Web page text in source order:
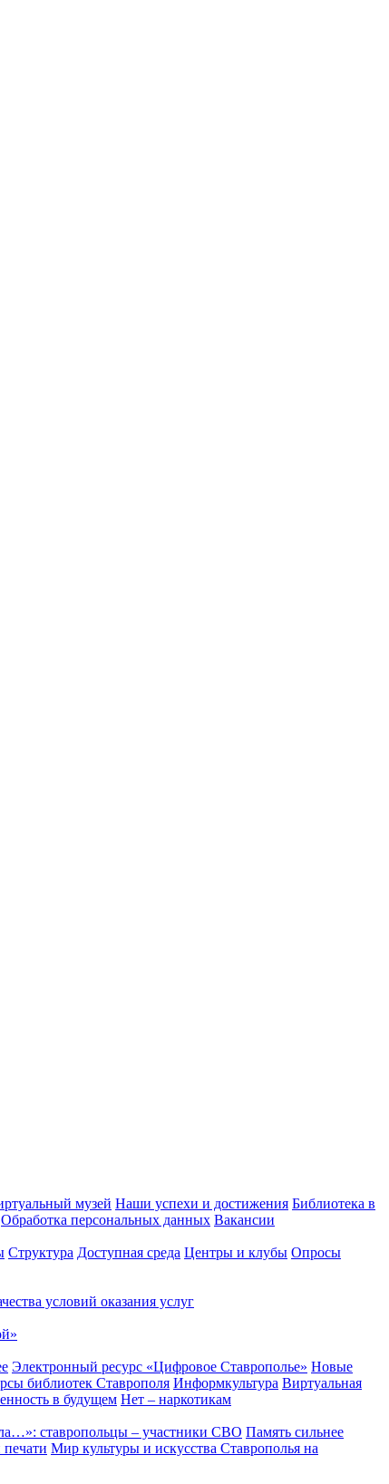
музей Наши успехи и достижения Библиотека в
Обработка персональных данных Вакансии
Структура Доступная среда Центры и клубы Опросы
условий оказания услуг
Электронный ресурс «Цифровое Ставрополье» Новые
библиотек Ставрополя Информкультура Виртуальная
в будущем Нет – наркотикам
ставропольцы – участники СВО Память сильнее
Мир культуры и искусства Ставрополья на